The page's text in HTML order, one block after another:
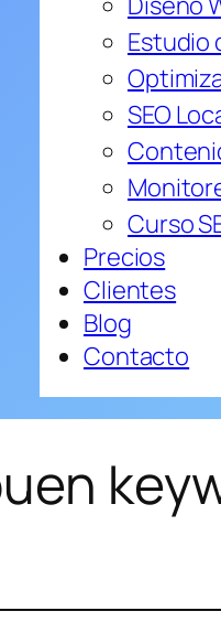
Estudio
SEO
Curso
Precios
Clientes
Blog
Contacto